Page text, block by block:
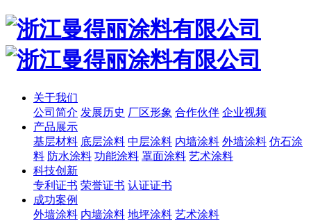
关于我们
公司简介 发展历史 厂区形象 合作伙伴 企业视频
产品展示
基层材料 底层涂料 中层涂料 内墙涂料 外墙涂料 仿石涂
料 防水涂料 功能涂料 罩面涂料 艺术涂料
科技创新
专利证书 荣誉证书 认证证书
成功案例
外墙涂料 内墙涂料 地坪涂料 艺术涂料